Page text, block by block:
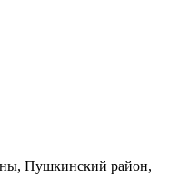
Пушкинский район,